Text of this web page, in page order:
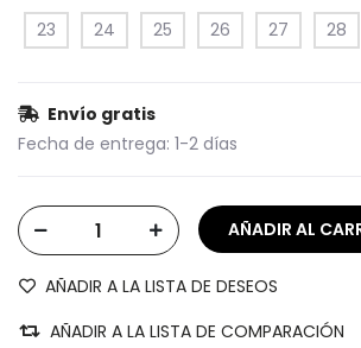
23 24 25 26 27 28
Envío gratis
Fecha de entrega: 1-2 días
AÑADIR A LA LISTA DE DESEOS
AÑADIR A LA LISTA DE COMPARACIÓN